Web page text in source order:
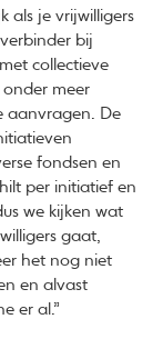
als je vrijwilligers
bij
collectieve
meer
aanvragen. De
fondsen en
per initiatief en
we kijken wat
gaat,
het nog niet
en alvast
er al.”